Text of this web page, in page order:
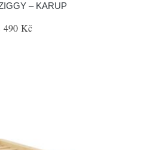
– KARUP
490 Kč